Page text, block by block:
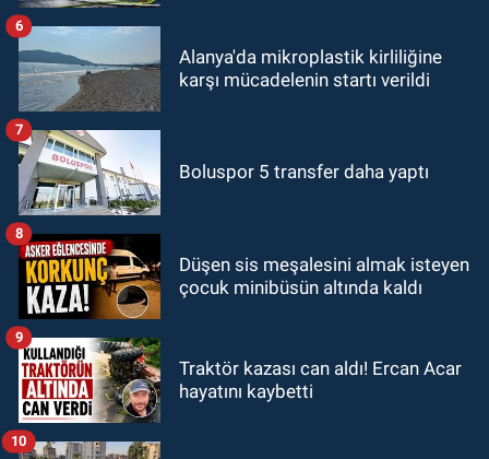
Alanya'da mikroplastik kirliliğine
karşı mücadelenin startı verildi
6
Boluspor 5 transfer daha yaptı
7
Düşen sis meşalesini almak isteyen
çocuk minibüsün altında kaldı
8
Traktör kazası can aldı! Ercan Acar
hayatını kaybetti
9
10